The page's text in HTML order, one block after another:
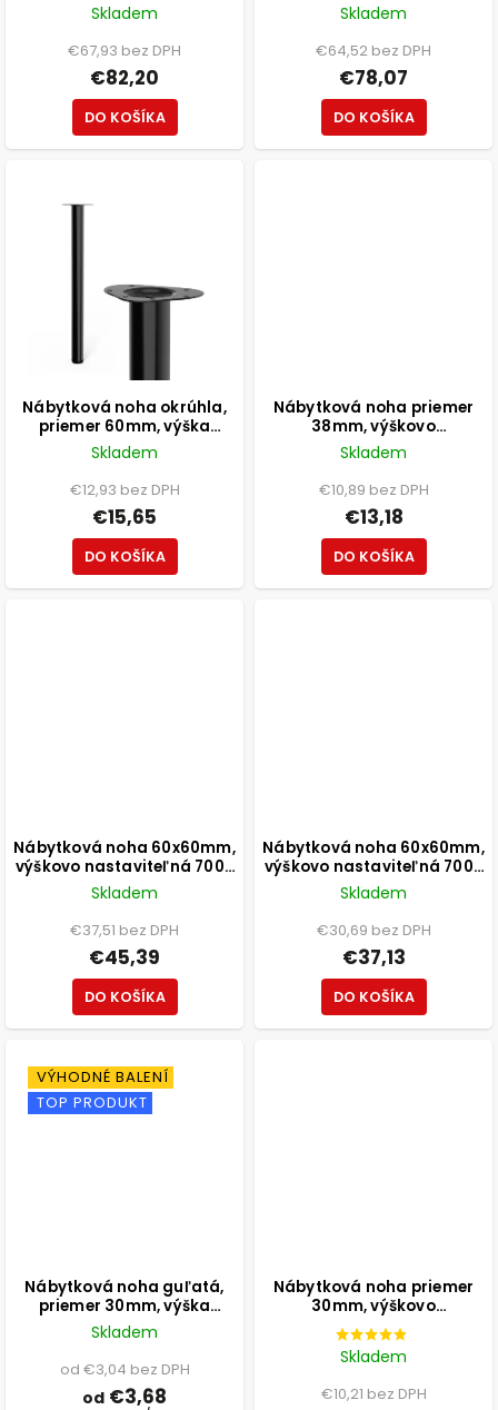
Skladem
€67,93 bez DPH
€82,20
DO KOŠÍKA
Skladem
€64,52 bez DPH
€78,07
DO KOŠÍKA
Nábytková noha okrúhla,
priemer 60mm, výška
800mm, čierna
Skladem
€12,93 bez DPH
€15,65
DO KOŠÍKA
Nábytková noha priemer
38mm, výškovo
nastaviteľná 150-165mm,
250kg, brúsený nikel
Skladem
€10,89 bez DPH
€13,18
DO KOŠÍKA
Nábytková noha 60x60mm,
výškovo nastaviteľná 700-
1100mm, chróm
Skladem
€37,51 bez DPH
€45,39
DO KOŠÍKA
Nábytková noha 60x60mm,
výškovo nastaviteľná 700-
1100mm, čierna
Skladem
€30,69 bez DPH
€37,13
DO KOŠÍKA
VÝHODNÉ BALENÍ
TOP PRODUKT
Nábytková noha guľatá,
priemer 30mm, výška
100mm, biela
Skladem
od €3,04 bez DPH
od €3,68
Nábytková noha priemer
30mm, výškovo
nastaviteľná 300-500mm,
chróm
Skladem
€10,21 bez DPH